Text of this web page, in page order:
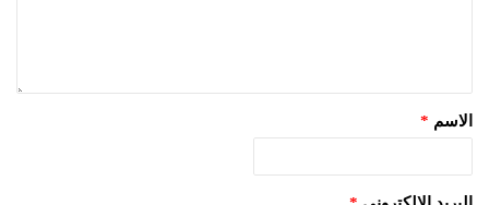
الاسم *